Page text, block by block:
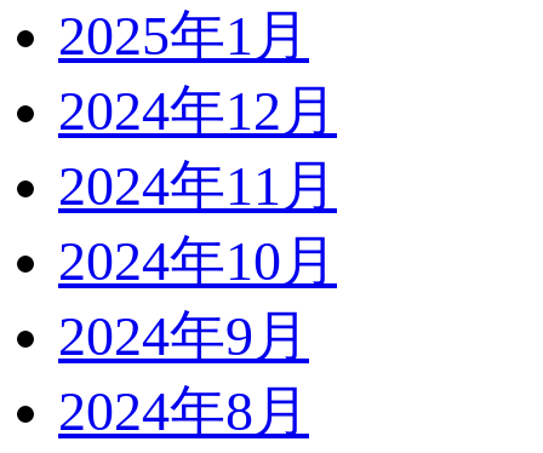
2025年1月
2024年12月
2024年11月
2024年10月
2024年9月
2024年8月